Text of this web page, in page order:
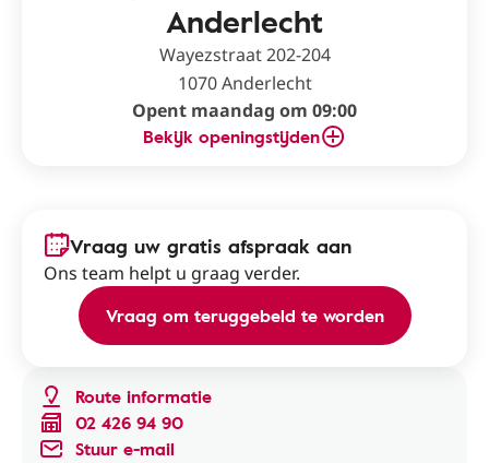
Anderlecht
Wayezstraat 202-204
1070 Anderlecht
Opent maandag om 09:00
Bekijk openingstijden
Route informatie
02 426 94 90
Stuur e-mail
Vraag uw gratis afspraak aan
Ons team helpt u graag verder.
Vraag om teruggebeld te worden